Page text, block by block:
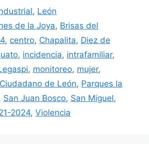
, León
de la Joya, Brisas del
, centro, Chapalita, Diez de
, incidencia, intrafamiliar,
, monitoreo, mujer,
de León, Parques la
San Juan Bosco, San Miguel,
2024, Violencia